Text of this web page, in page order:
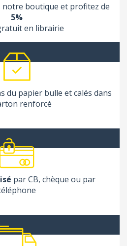
notre boutique et profitez de
5%
en librairie
du papier bulle et calés dans
renforcé
par CB, chèque ou par